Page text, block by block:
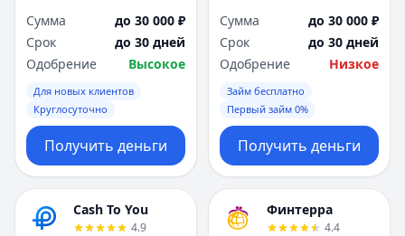
Саратов
Севастополь
Сочи
Сургут
Т
Тверь
Тольятти
Томск
Тула
Тюмень
Саратов
Севастополь
Сочи
Сургут
Т
Тверь
Тольятти
Томск
Тула
Тюмень
Сумма
до 30 000 ₽
Срок
до 30 дней
Одобрение
Высокое
Для новых клиентов
Круглосуточно
Получить деньги
Сумма
до 30 000 ₽
Срок
до 30 дней
Одобрение
Низкое
Займ бесплатно
Первый займ 0%
Получить деньги
Cash To You
4.9
Финтерра
4.4